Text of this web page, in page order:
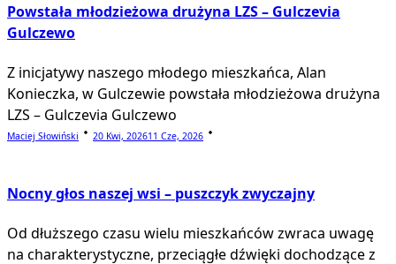
Powstała młodzieżowa drużyna LZS – Gulczevia
Gulczewo
Z inicjatywy naszego młodego mieszkańca, Alan
Konieczka, w Gulczewie powstała młodzieżowa drużyna
LZS – Gulczevia Gulczewo
Maciej Słowiński 20 Kwi, 202611 Cze, 2026
Nocny głos naszej wsi – puszczyk zwyczajny
Od dłuższego czasu wielu mieszkańców zwraca uwagę
na charakterystyczne, przeciągłe dźwięki dochodzące z